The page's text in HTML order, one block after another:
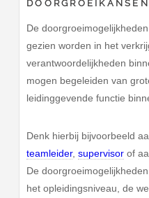
DOORGROEIKANSEN
De
gezien worden in het
verantwoordelijkheden
mogen begeleiden van
leidinggevende functie
Denk hierbij bijvoorbeeld
teamleider,supervisor of
De
het opleidingsniveau, de